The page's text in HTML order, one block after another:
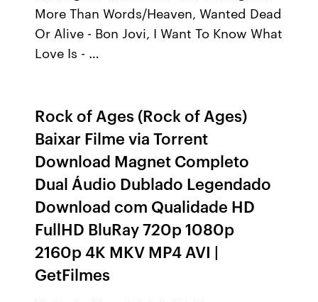
More Than Words/Heaven, Wanted Dead
Or Alive - Bon Jovi, I Want To Know What
Love Is - …
Rock of Ages (Rock of Ages)
Baixar Filme via Torrent
Download Magnet Completo
Dual Áudio Dublado Legendado
Download com Qualidade HD
FullHD BluRay 720p 1080p
2160p 4K MKV MP4 AVI |
GetFilmes